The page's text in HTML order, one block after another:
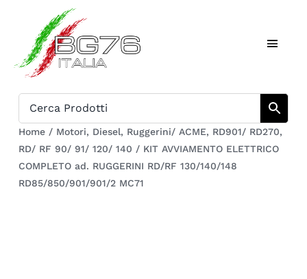
contenuto
Toggle
Catalogo
Chi siamo
Home / Motori, Diesel, Ruggerini/ ACME, RD901/ RD270,
RD/ RF 90/ 91/ 120/ 140 / KIT AVVIAMENTO ELETTRICO
COMPLETO ad. RUGGERINI RD/RF 130/140/148
RD85/850/901/901/2 MC71